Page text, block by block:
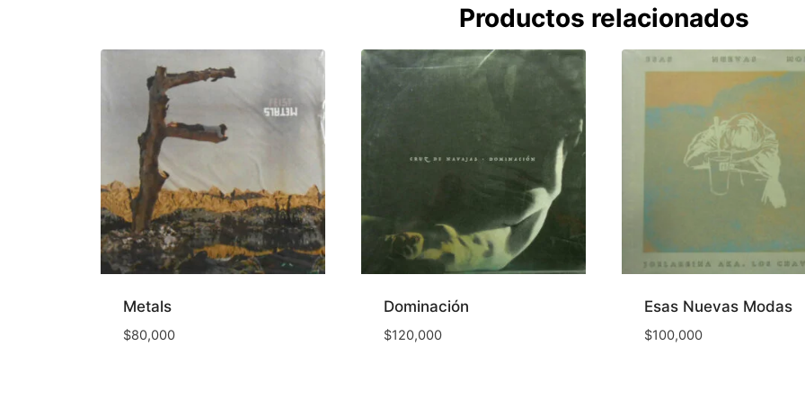
Productos relacionados
Metals
$80,000
Dominación
$120,000
Esas Nuevas Modas
$100,000